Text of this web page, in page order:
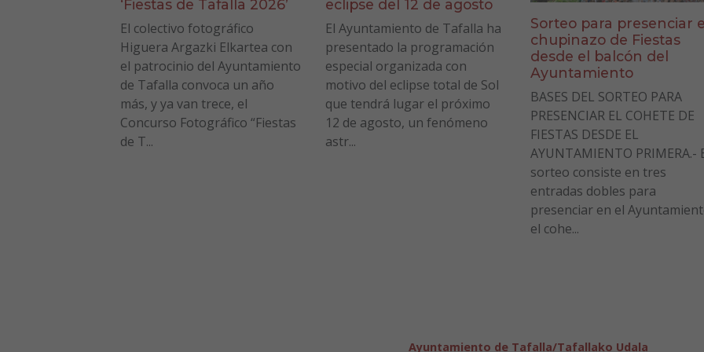
‘Fiestas de Tafalla 2026’
El colectivo fotográfico
Higuera Argazki Elkartea con
el patrocinio del Ayuntamiento
de Tafalla convoca un año
más, y ya van trece, el
Concurso Fotográfico “Fiestas
de T...
eclipse del 12 de agosto
El Ayuntamiento de Tafalla ha
presentado la programación
especial organizada con
motivo del eclipse total de Sol
que tendrá lugar el próximo
12 de agosto, un fenómeno
astr...
Sorteo para presenciar el
chupinazo de Fiestas
desde el balcón del
Ayuntamiento
BASES DEL SORTEO PARA
PRESENCIAR EL COHETE DE
FIESTAS DESDE EL
AYUNTAMIENTO PRIMERA.-
sorteo consiste en tres
entradas dobles para
presenciar en el
el cohe...
Ayuntamiento de Tafalla/Tafallako Udala